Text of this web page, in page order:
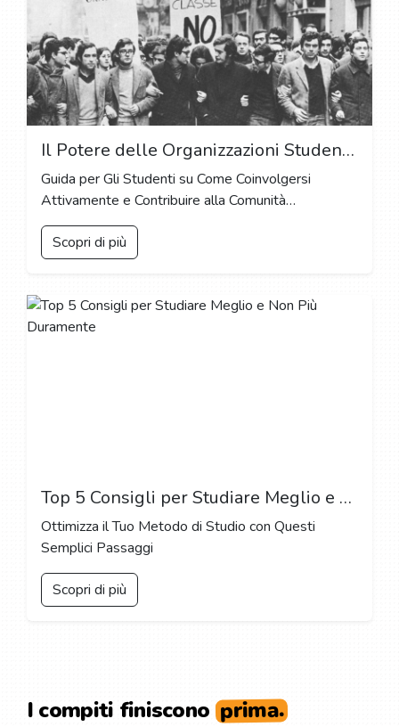
Il Potere delle Organizzazioni Studentesche: Partecipare e Fare la Differenza
Guida per Gli Studenti su Come Coinvolgersi
Attivamente e Contribuire alla Comunità
Accademica
Scopri di più
Top 5 Consigli per Studiare Meglio e Non Più Duramente
Ottimizza il Tuo Metodo di Studio con Questi
Semplici Passaggi
Scopri di più
I compiti finiscono prima.